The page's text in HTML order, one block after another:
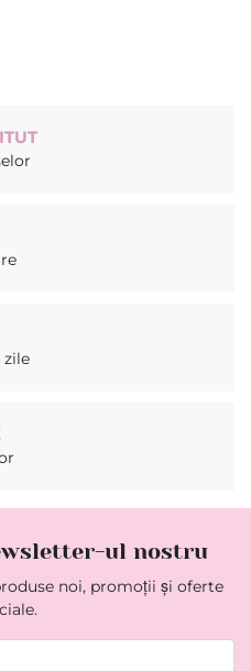
zile
ul nostru
noi, promoții și oferte